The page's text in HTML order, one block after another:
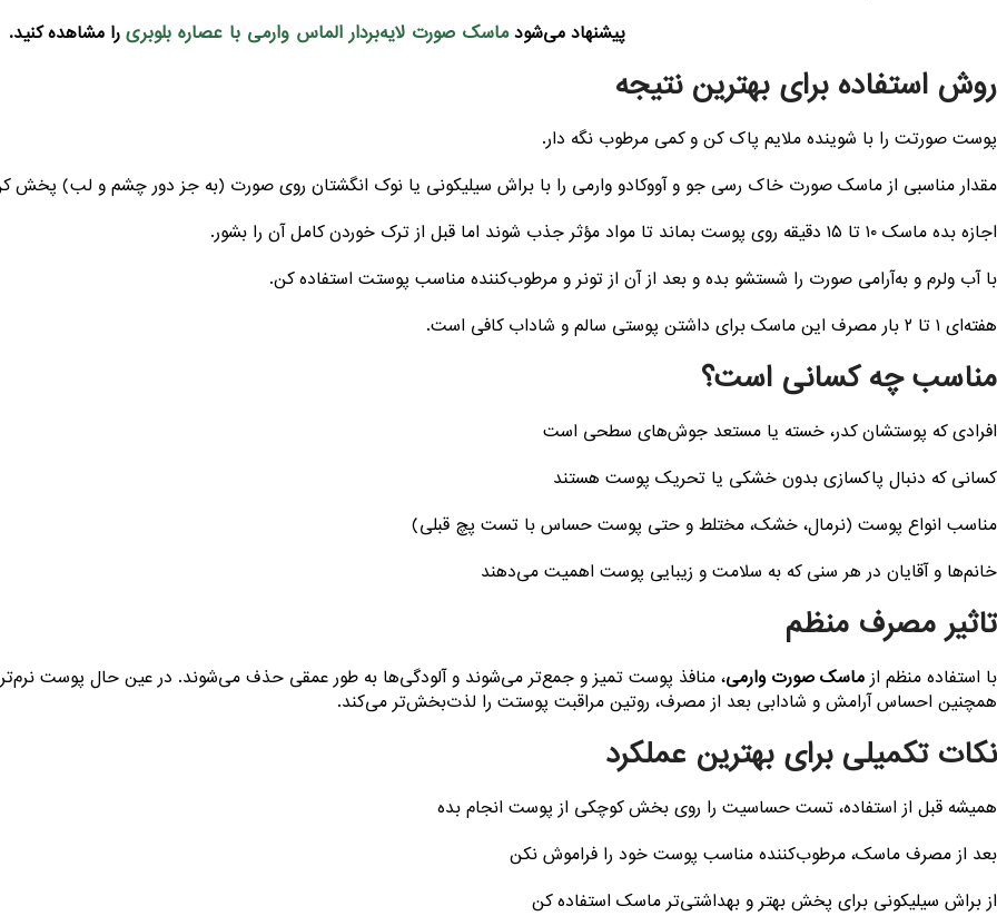
پیشنهاد می‌شودماسک صورت لایه‌بردار الماس وارمی با عصاره بلوبری را مشاهده کنید.
روش استفاده برای بهترین نتیجه
پوست صورتت را با شوینده ملایم پاک کن و کمی مرطوب نگه دار.
مقدار مناسبی از ماسک صورت خاک رسی جو و آووکادو وارمی را با براش سیلیکونی یا نوک انگشتان روی صورت (به جز دور چشم و لب) پخش
اجازه بده ماسک ۱۰ تا ۱۵ دقیقه روی پوست بماند تا مواد مؤثر جذب شوند اما قبل از ترک خوردن کامل آن را بشور.
با آب ولرم و به‌آرامی صورت را شستشو بده و بعد از آن از تونر و مرطوب‌کننده مناسب پوستت استفاده کن.
هفته‌ای ۱ تا ۲ بار مصرف این ماسک برای داشتن پوستی سالم و شاداب کافی است.
مناسب چه کسانی است؟
افرادی که پوستشان کدر، خسته یا مستعد جوش‌های سطحی است
کسانی که دنبال پاکسازی بدون خشکی یا تحریک پوست هستند
مناسب انواع پوست (نرمال، خشک، مختلط و حتی پوست حساس با تست پچ قبلی)
خانم‌ها و آقایان در هر سنی که به سلامت و زیبایی پوست اهمیت می‌دهند
تاثیر مصرف منظم
با استفاده منظم از ماسک صورت وارمی، منافذ پوست تمیز و جمع‌تر می‌شوند و آلودگی‌ها به طور عمقی حذف می‌شوند. در عین حال پوست
همچنین احساس آرامش و شادابی بعد از مصرف، روتین مراقبت پوستت را لذت‌بخش‌تر می‌کند.
نکات تکمیلی برای بهترین عملکرد
همیشه قبل از استفاده، تست حساسیت را روی بخش کوچکی از پوست انجام بده
بعد از مصرف ماسک، مرطوب‌کننده مناسب پوست خود را فراموش نکن
از براش سیلیکونی برای پخش بهتر و بهداشتی‌تر ماسک استفاده کن